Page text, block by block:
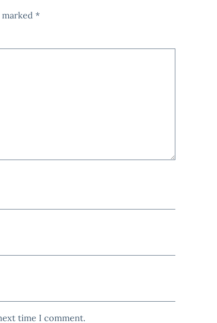
*
time I comment.